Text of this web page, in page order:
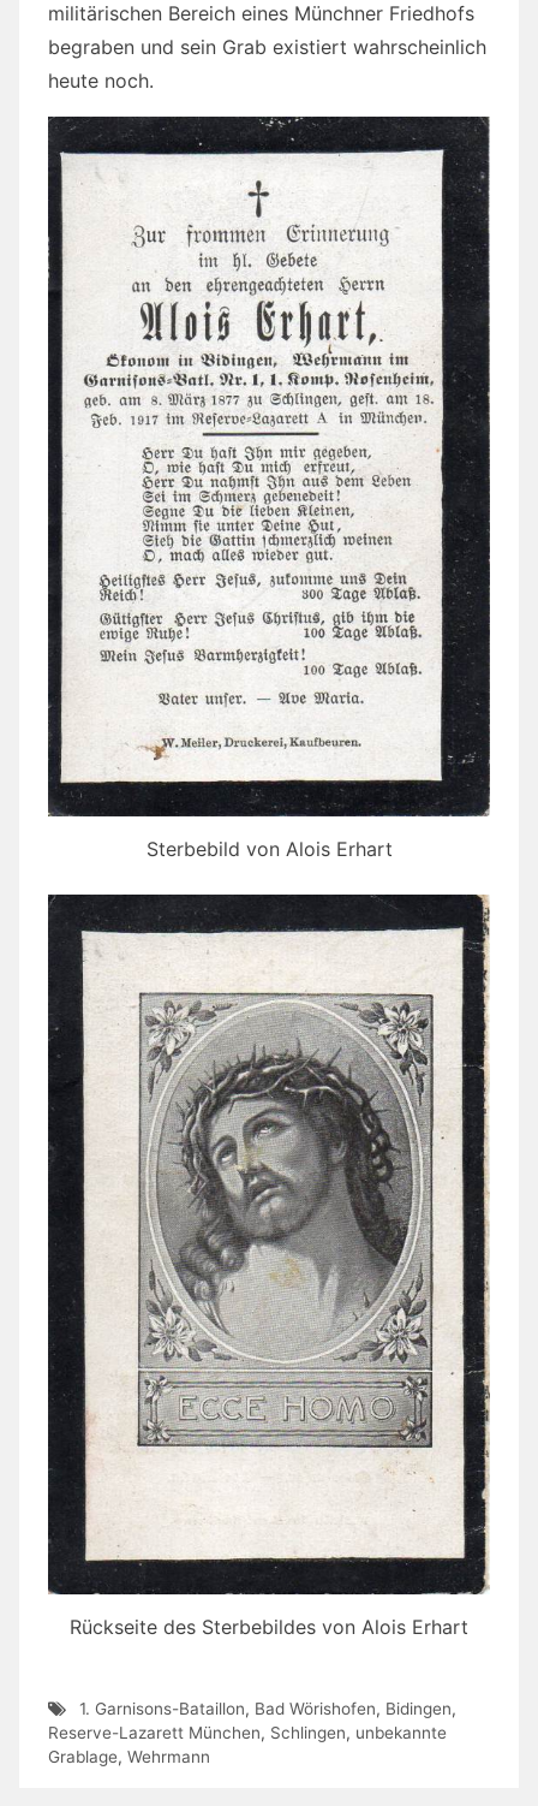
militärischen Bereich eines Münchner Friedhofs
begraben und sein Grab existiert wahrscheinlich
heute noch.
Sterbebild von Alois Erhart
Rückseite des Sterbebildes von Alois Erhart
1. Garnisons-Bataillon, Bad Wörishofen, Bidingen,
Reserve-Lazarett München, Schlingen, unbekannte
Grablage, Wehrmann